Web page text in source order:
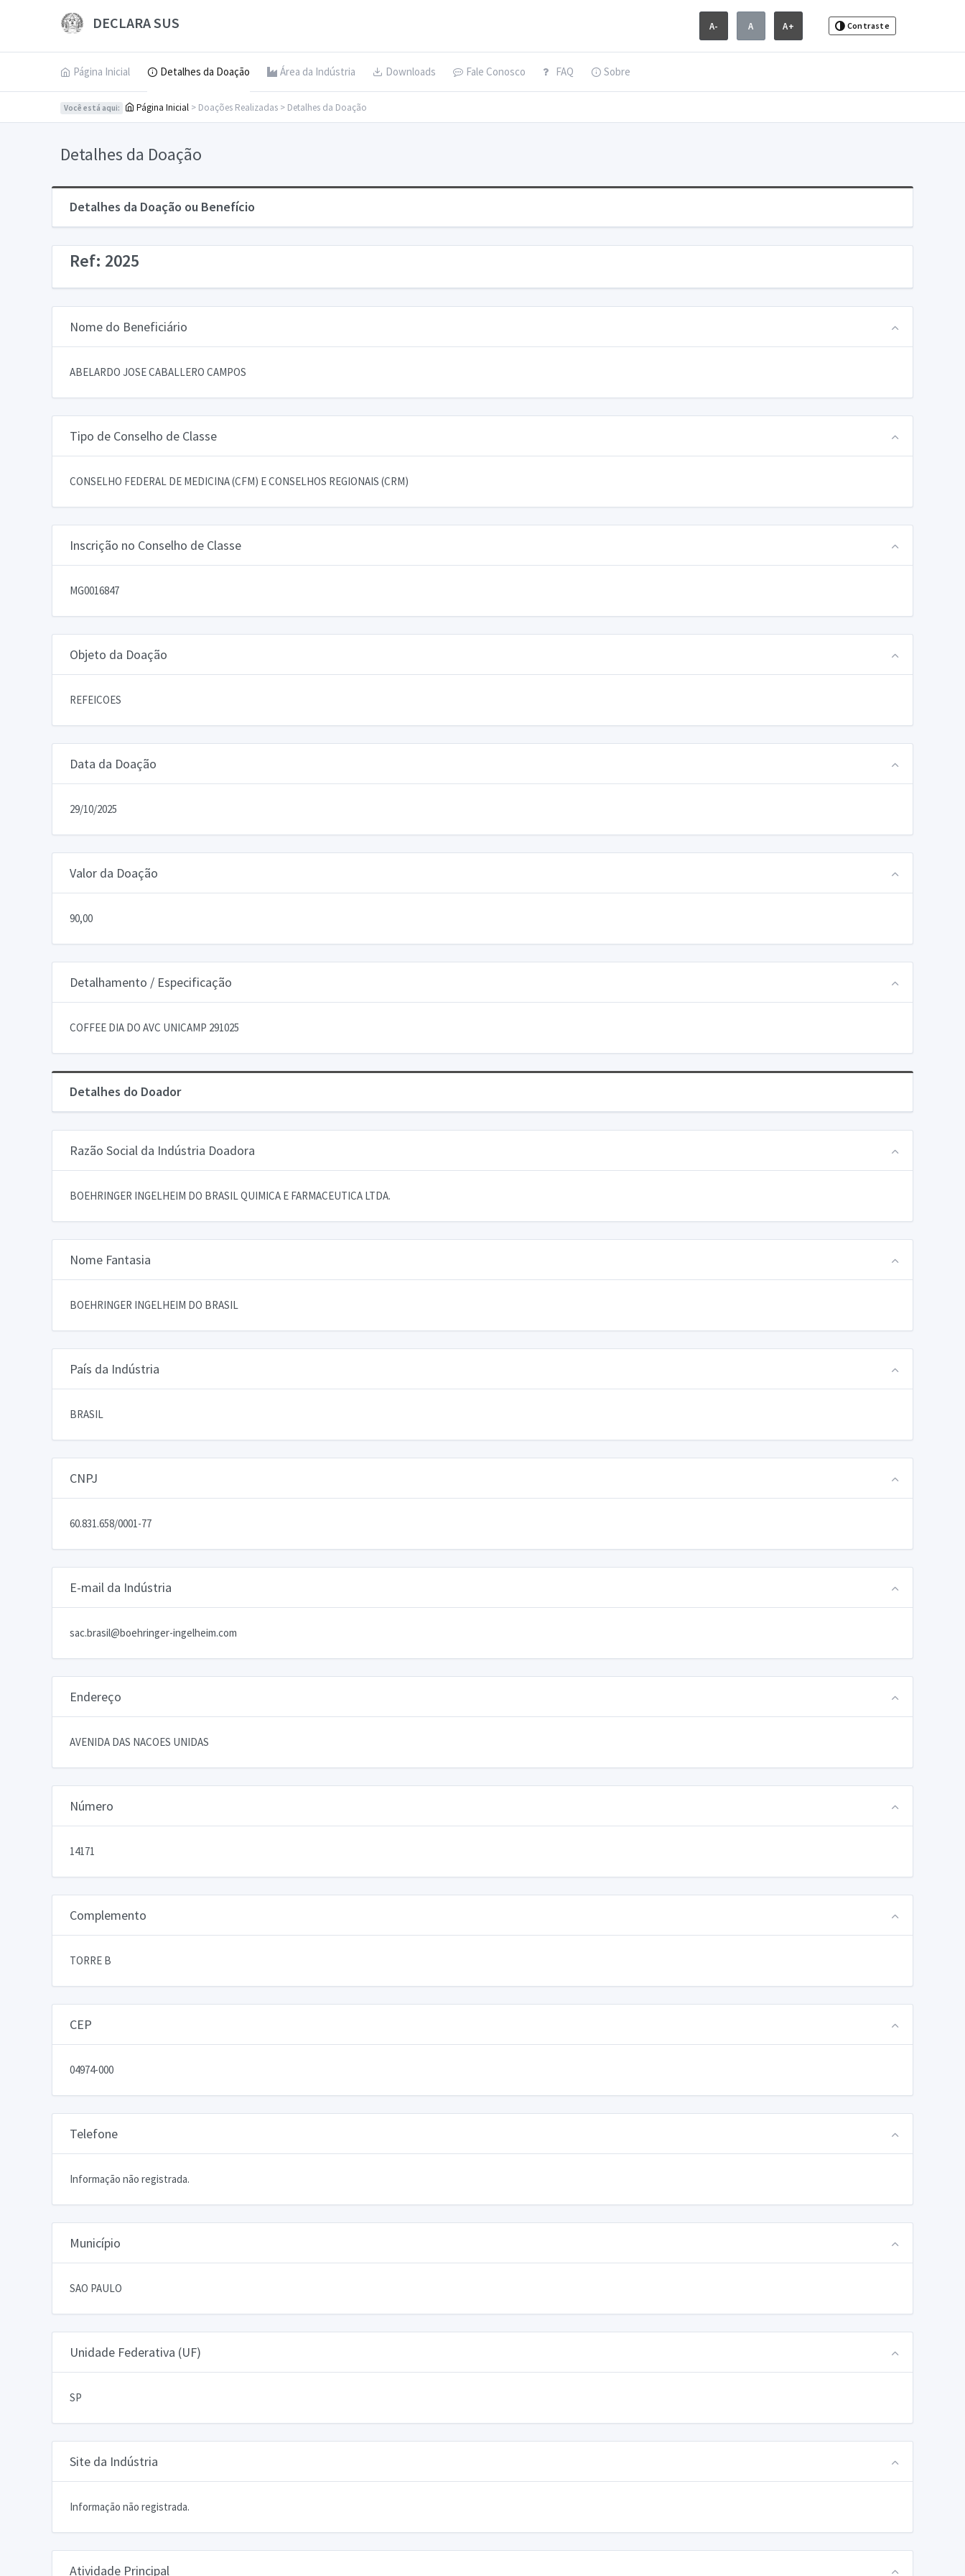
DECLARA SUS A- A A+ Contraste
Página Inicial Detalhes da Doação Área da Indústria Downloads Fale Conosco FAQ Sobre
Você está aqui: Página Inicial > Doações Realizadas > Detalhes da Doação
Detalhes da Doação
Detalhes da Doação ou Benefício
Ref: 2025
Nome do Beneficiário
ABELARDO JOSE CABALLERO CAMPOS
Tipo de Conselho de Classe
CONSELHO FEDERAL DE MEDICINA (CFM) E CONSELHOS REGIONAIS (CRM)
Inscrição no Conselho de Classe
MG0016847
Objeto da Doação
REFEICOES
Data da Doação
29/10/2025
Valor da Doação
90,00
Detalhamento / Especificação
COFFEE DIA DO AVC UNICAMP 291025
Detalhes do Doador
Razão Social da Indústria Doadora
BOEHRINGER INGELHEIM DO BRASIL QUIMICA E FARMACEUTICA LTDA.
Nome Fantasia
BOEHRINGER INGELHEIM DO BRASIL
País da Indústria
BRASIL
CNPJ
60.831.658/0001-77
E-mail da Indústria
sac.brasil@boehringer-ingelheim.com
Endereço
AVENIDA DAS NACOES UNIDAS
Número
14171
Complemento
TORRE B
CEP
04974-000
Telefone
Informação não registrada.
Município
SAO PAULO
Unidade Federativa (UF)
SP
Site da Indústria
Informação não registrada.
Atividade Principal